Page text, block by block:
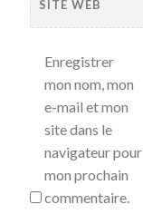
SITE WEB
Enregistrer
mon nom, mon
e-mail et mon
site dans le
navigateur pour
mon prochain
commentaire.